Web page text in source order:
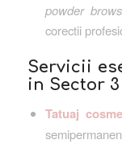
powder
corectii
Servicii
in Sector 3
Tatuaj